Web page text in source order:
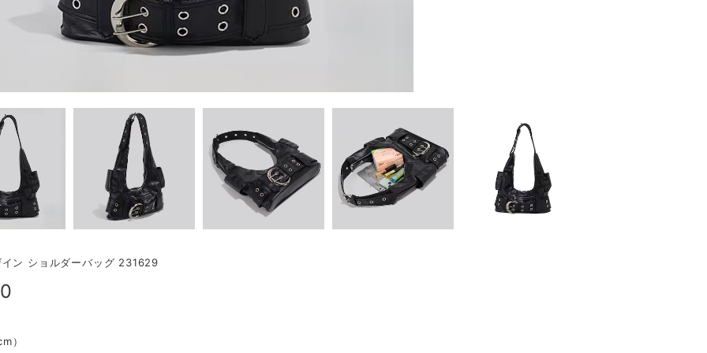
イン ショルダーバッグ 231629
）